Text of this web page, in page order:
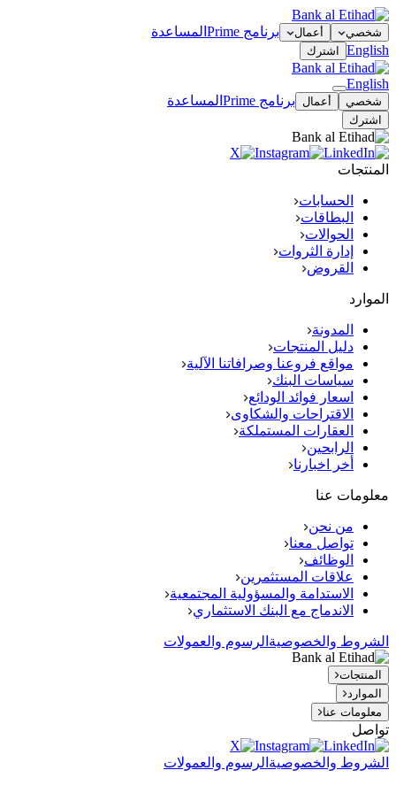
شخصي أعمال برنامج Prime
المساعدة
English
اشترك
English
شخصي أعمال برنامج Prime المساعدة
اشترك
المنتجات
الحسابات
البطاقات
الحوالات
إدارة الثروات
القروض
الموارد
المدونة
دليل المنتجات
مواقع فروعنا وصرافاتنا الآلية
سياسات البنك
اسعار فوائد الودائع
الاقتراحات والشكاوى
العقارات المستملكة
الرابحين
أخر اخبارنا
معلومات عنا
من نحن
تواصل معنا
الوظائف
علاقات المستثمرين
الاستدامة والمسؤولية المجتمعية
الاندماج مع البنك الاستثماري
الشروط والخصوصية الرسوم والعمولات
المنتجات
الموارد
معلومات عنا
تواصل
الشروط والخصوصية الرسوم والعمولات